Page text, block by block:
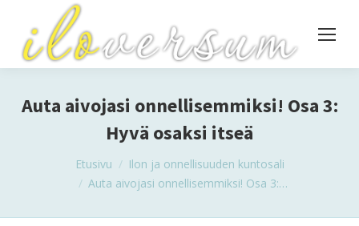
Auta aivojasi onnellisemmiksi! Osa 3:
Hyvä osaksi itseä
You are here:
Etusivu
Ilon ja onnellisuuden kuntosali
Auta aivojasi onnellisemmiksi! Osa 3:…